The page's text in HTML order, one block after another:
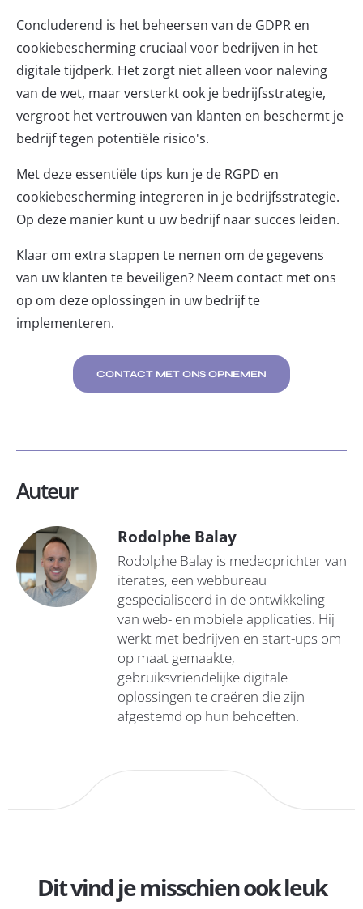
Concluderend is het beheersen van de GDPR en
cookiebescherming cruciaal voor bedrijven in het
digitale tijdperk. Het zorgt niet alleen voor naleving
van de wet, maar versterkt ook je bedrijfsstrategie,
vergroot het vertrouwen van klanten en beschermt je
bedrijf tegen potentiële risico's.
Met deze essentiële tips kun je de RGPD en
cookiebescherming integreren in je bedrijfsstrategie.
Op deze manier kunt u uw bedrijf naar succes leiden.
Klaar om extra stappen te nemen om de gegevens
van uw klanten te beveiligen? Neem contact met ons
op om deze oplossingen in uw bedrijf te
implementeren.
CONTACT MET ONS OPNEMEN
Auteur
Rodolphe Balay
Rodolphe Balay is medeoprichter van
iterates, een webbureau
gespecialiseerd in de ontwikkeling
van web- en mobiele applicaties. Hij
werkt met bedrijven en start-ups om
op maat gemaakte,
gebruiksvriendelijke digitale
oplossingen te creëren die zijn
afgestemd op hun behoeften.
Dit vind je misschien ook leuk